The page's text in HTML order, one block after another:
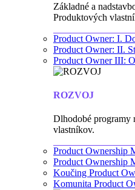
Základné a
Produktových
Product Owner: I.
Product Owner: II.
Product Owner III:
ROZVOJ
Dlhodobé programy
vlastníkov.
Product Ownership
Product Ownership
Koučing Product
Komunita Product